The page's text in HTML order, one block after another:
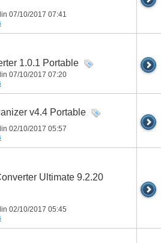
07/10/2017 07:41
1.0.1 Portable
07/10/2017 07:20
v4.4 Portable
02/10/2017 05:57
Ultimate 9.2.20
02/10/2017 05:45